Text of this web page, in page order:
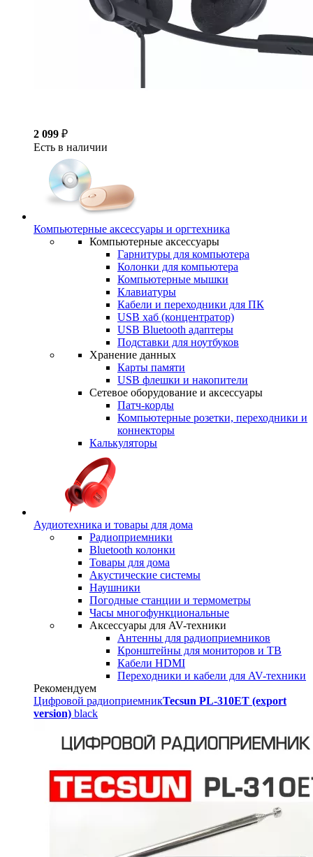
2 099 ₽
Есть в наличии
Компьютерные аксессуары и оргтехника
Компьютерные аксессуары
Гарнитуры для компьютера
Колонки для компьютера
Компьютерные мышки
Клавиатуры
Кабели и переходники для ПК
USB хаб (концентратор)
USB Bluetooth адаптеры
Подставки для ноутбуков
Хранение данных
Карты памяти
USB флешки и накопители
Сетевое оборудование и аксессуары
Патч-корды
Компьютерные розетки, переходники и
коннекторы
Калькуляторы
Аудиотехника и товары для дома
Радиоприемники
Bluetooth колонки
Товары для дома
Акустические системы
Наушники
Погодные станции и термометры
Часы многофункциональные
Аксессуары для AV-техники
Антенны для радиоприемников
Кронштейны для мониторов и ТВ
Кабели HDMI
Переходники и кабели для AV-техники
Рекомендуем
Цифровой радиоприемникTecsun PL-310ET (export
version) black